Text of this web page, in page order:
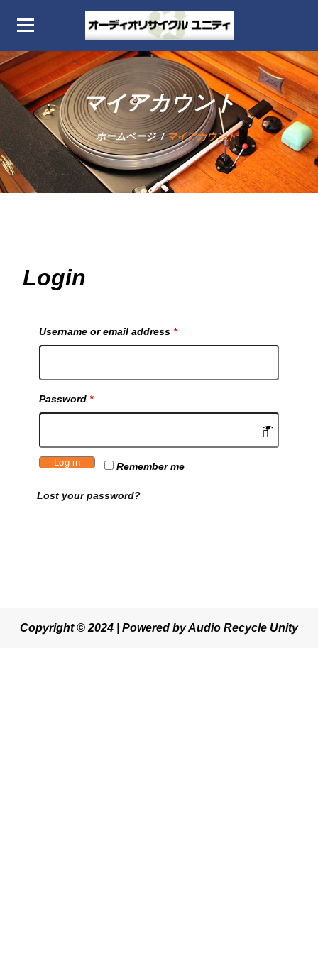
ン
ツ
ス
ッ
プ
オーディオリサイクル
ィ
Audio Recycle Unity home page
マイアカウント
ホームページ/マイアカウント
Login
Username or email address *
Password *
Remember me
Log in
Lost your password?
Copyright © 2024 | Powered by Audio Recycle Unity